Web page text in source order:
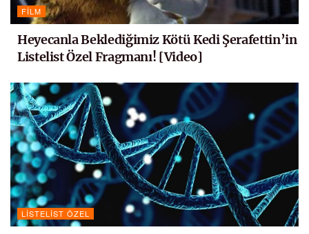
FILM
Heyecanla Beklediğimiz Kötü Kedi Şerafettin’in
Listelist Özel Fragmanı! [Video]
LISTELIST ÖZEL